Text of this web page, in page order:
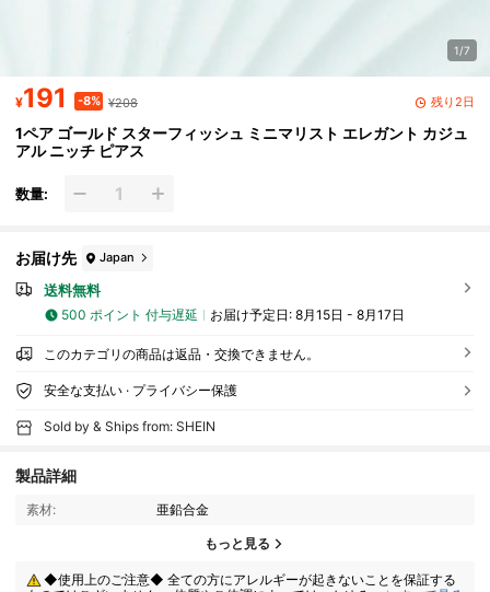
1/7
¥191 -8% ¥208 残り2日
1ペア ゴールド スターフィッシュ ミニマリスト エレガント カジュ
アル ニッチ ピアス
数量:
お届け先 Japan
送料無料
500 ポイント 付与遅延 お届け予定日: 8月15日 - 8月17日
このカテゴリの商品は返品・交換できません。
安全な支払い · プライバシー保護
Sold by & Ships from: SHEIN
製品詳細
素材: 亜鉛合金
もっと見る
◆使用上のご注意◆ 全ての方にアレルギーが起きないことを保証する
547 フォロワー
4.88 547 フォロワー